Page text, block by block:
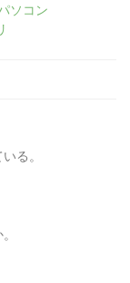
ソコン
る。